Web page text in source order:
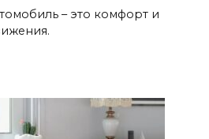
– это комфорт и